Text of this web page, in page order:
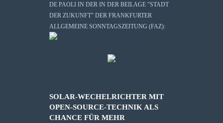
DE PAOLI IN DER IN DER BEILAGE "STADT
DER ZUKUNFT" DER FRANKFURTER
ALLGEMEINE SONNTAGSZEITUNG (FAZ):
SOLAR-WECHELRICHTER MIT
OPEN-SOURCE-TECHNIK ALS
CHANCE FÜR MEHR